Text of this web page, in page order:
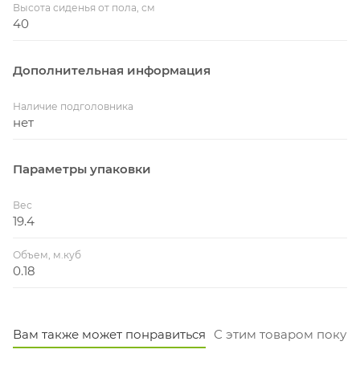
Высота сиденья от пола, см
40
Дополнительная информация
Наличие подголовника
нет
Параметры упаковки
Вес
19.4
Объем, м.куб
0.18
Вам также может понравиться С этим товаром